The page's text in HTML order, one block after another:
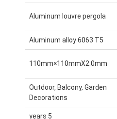
Aluminum louvre pergola
Aluminum alloy 6063 T5
110mm×110mmX2.0mm
Outdoor, Balcony, Garden
Decorations
5 years